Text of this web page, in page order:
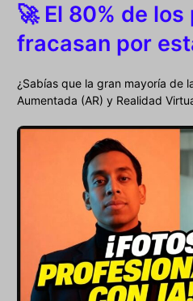
🚀 El 80% de
fracasan por
¿Sabías que la gran mayoría de
Aumentada (AR) y Realidad